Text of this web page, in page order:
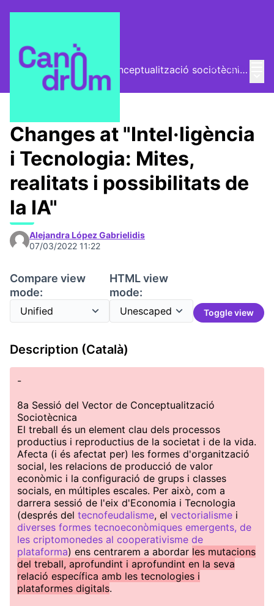
Log inEl Vector (vector de conceptualització sociotècnica)
Trobades
Changes at "Intel·ligència
i Tecnologia: Mites,
realitats i possibilitats de
la IA"
Alejandra López Gabrielidis
07/03/2022 11:22
Compare view
mode:
HTML view
mode:
Toggle view
Description (Català)
-
8a Sessió del Vector de Conceptualització
Sociotècnica
El treball és un element clau dels processos
productius i reproductius de la societat i de la vida.
Afecta (i és afectat per) les formes d'organització
social, les relacions de producció de valor
econòmic i la configuració de grups i classes
socials, en múltiples escales. Per això, com a
darrera sessió de l'eix d'Economia i Tecnologia
(després del tecnofeudalisme, el vectorialisme i
diverses formes tecnoeconòmiques emergents, de
les criptomonedes al cooperativisme de
plataforma) ens centrarem a abordar les mutacions
del treball, aprofundint i aprofundint en la seva
relació específica amb les tecnologies i
plataformes digitals.